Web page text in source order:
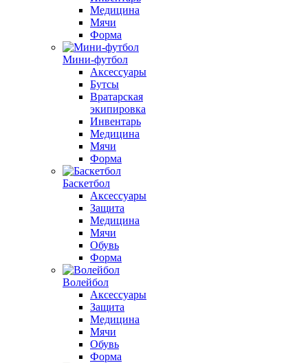
Медицина
Мячи
Форма
Мини-футбол
Аксессуары
Бутсы
Вратарская
экипировка
Инвентарь
Медицина
Мячи
Форма
Баскетбол
Аксессуары
Защита
Медицина
Мячи
Обувь
Форма
Волейбол
Аксессуары
Защита
Медицина
Мячи
Обувь
Форма